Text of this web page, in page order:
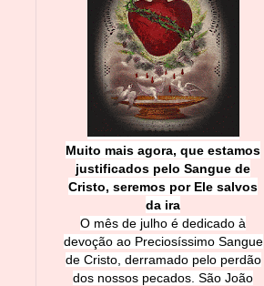
Muito mais agora, que estamos
justificados pelo Sangue de
Cristo, seremos por Ele salvos
da ira
O mês de julho é dedicado à
devoção ao Preciosíssimo Sangue
de Cristo, derramado pelo perdão
dos nossos pecados. São João